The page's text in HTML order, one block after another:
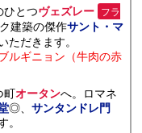
とつヴェズレー フラ
建築の傑作サント・マ
だきます。
ルギニョン（牛肉の赤
町オータンへ。ロマネ
◎、 サンタンドレ門